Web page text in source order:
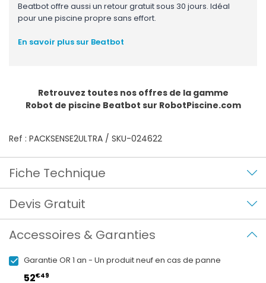
Beatbot offre aussi un retour gratuit sous 30 jours. Idéal
pour une piscine propre sans effort.
En savoir plus sur Beatbot
Retrouvez toutes nos offres de la gamme
Robot de piscine Beatbot sur RobotPiscine.com
Ref : PACKSENSE2ULTRA / SKU-024622
Fiche Technique
Devis Gratuit
Accessoires & Garanties
Garantie OR 1 an - Un produit neuf en cas de panne
52€49